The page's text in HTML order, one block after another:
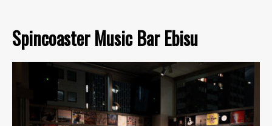
Spincoaster Music Bar Ebisu